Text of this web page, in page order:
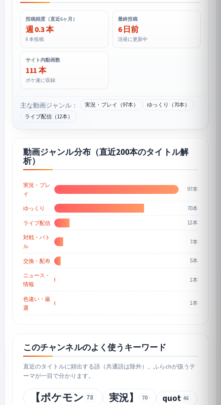
投稿頻度（直近6ヶ月）
週 0.3 本
9 本投稿
最終投稿
6 日前
活発に更新中
サイト内動画数
111 本
ポケ速に収録
主な動画ジャンル： 実況・プレイ（97本）
ゆっくり（70本）
ライブ配信（12本）
動画ジャンル分布（直近200本のタイトル解
析）
実況・プレ
イ
97本
ゆっくり 70本
ライブ配信 12本
対戦・バト
ル
7本
交換・配布 5本
ニュース・
情報
1本
色違い・厳
選
1本
このチャンネルのよく使うキーワード
直近のタイトルに頻出する語（共通語は除外）。ふらchが扱うテ
ーマが一目で分かります。
【ポケモン 78 実況】 70 quot 46